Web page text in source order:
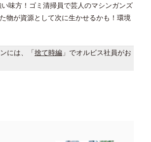
味方！ゴミ清掃員で芸人のマシンガンズ
物が資源として次に生かせるかも！環境
には、「捨て時編 」でオルビス社員がお